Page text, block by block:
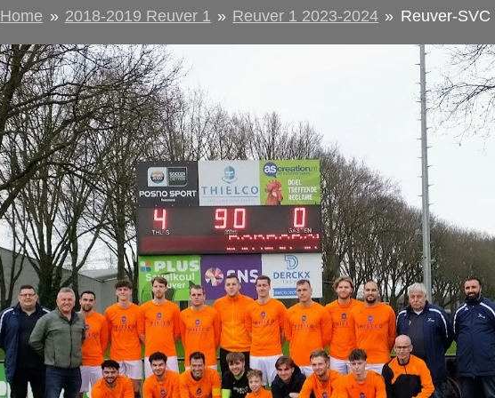
Home » 2018-2019 Reuver 1 » Reuver 1 2023-2024 » Reuver-SVC